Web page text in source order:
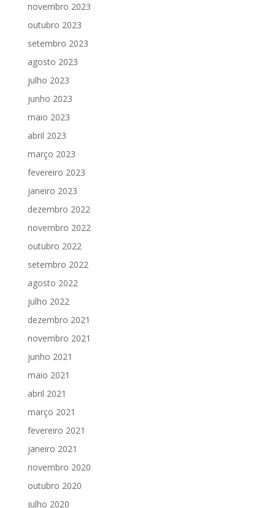
novembro 2023
outubro 2023
setembro 2023
agosto 2023
julho 2023
junho 2023
maio 2023
abril 2023
março 2023
fevereiro 2023
janeiro 2023
dezembro 2022
novembro 2022
outubro 2022
setembro 2022
agosto 2022
julho 2022
dezembro 2021
novembro 2021
junho 2021
maio 2021
abril 2021
março 2021
fevereiro 2021
janeiro 2021
novembro 2020
outubro 2020
julho 2020